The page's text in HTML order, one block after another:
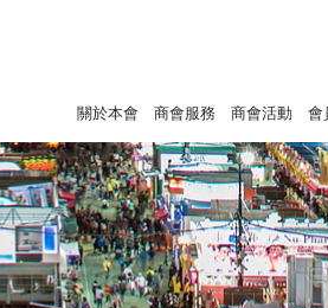
關於本會 商會服務 商會活動 會